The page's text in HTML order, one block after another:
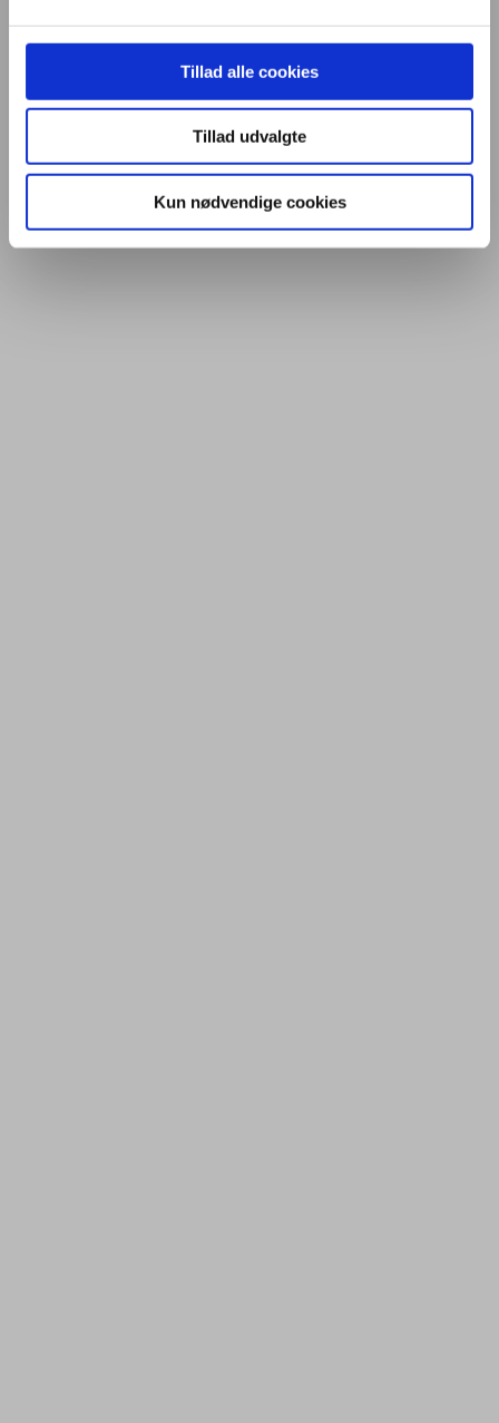
Tillad alle cookies
Tillad udvalgte
Kun nødvendige cookies